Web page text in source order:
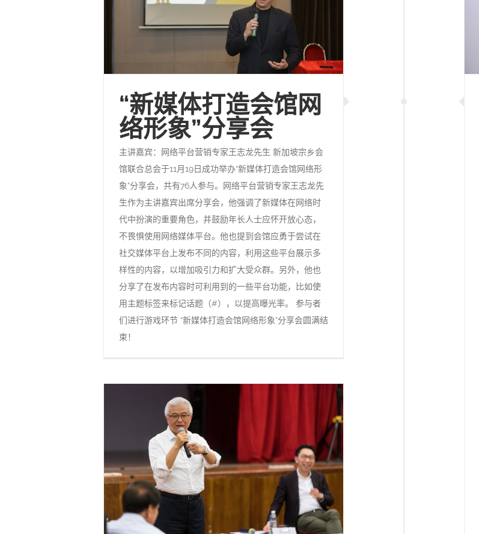
“新媒体打造会馆网
络形象”分享会
主讲嘉宾：网络平台营销专家王志龙先生 新加坡宗乡会
馆联合总会于11月19日成功举办“新媒体打造会馆网络形
象”分享会，共有76人参与。网络平台营销专家王志龙先
生作为主讲嘉宾出席分享会，他强调了新媒体在网络时
代中扮演的重要角色，并鼓励年长人士应怀开放心态，
不畏惧使用网络媒体平台。他也提到会馆应勇于尝试在
社交媒体平台上发布不同的内容，利用这些平台展示多
样性的内容，以增加吸引力和扩大受众群。另外，他也
分享了在发布内容时可利用到的一些平台功能，比如使
用主题标签来标记话题（#），以提高曝光率。 参与者
们进行游戏环节 “新媒体打造会馆网络形象”分享会圆满结
束！